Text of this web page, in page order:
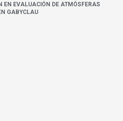
EN EVALUACIÓN DE ATMÓSFERAS
GABYCLAU